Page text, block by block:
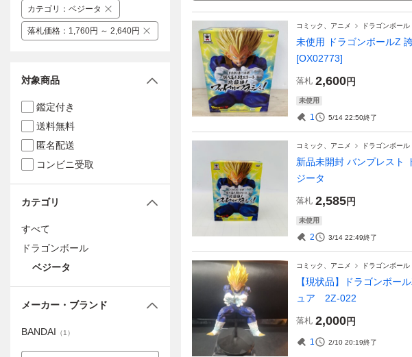
コミック、アニメ ドラゴンボール
未使用 ドラゴンボールZ
[OX02773]
落札 2,600円
未使用
1 5/14 22:50終了
コミック、アニメ ドラゴンボール
新品未開封 バンプレスト
ジータ
落札 2,585円
未使用
2 3/14 22:49終了
コミック、アニメ ドラゴンボール
【現状品】ドラゴンボー
ュア 2Z-022
落札 2,000円
1 2/10 20:19終了
カテゴリ ： ベジータ
落札価格 ： 1,760円 ～ 2,640円
対象商品
鑑定付き
送料無料
匿名配送
コンビニ受取
カテゴリ
すべて
ドラゴンボール
ベジータ
メーカー・ブランド
BANDAI （1 ）